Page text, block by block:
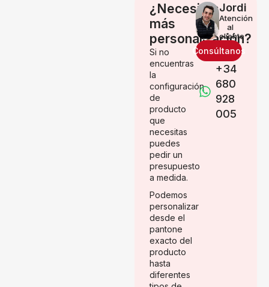
¿Necesitas
más
personalización?
Si no
encuentras
la
configuración
de
producto
que
necesitas
puedes
pedir un
presupuesto
a medida.
Podemos
personalizar
desde el
pantone
exacto del
producto
hasta
diferentes
Jordi
Atención
al
cliente
Consúltanos
+34
680
928
005